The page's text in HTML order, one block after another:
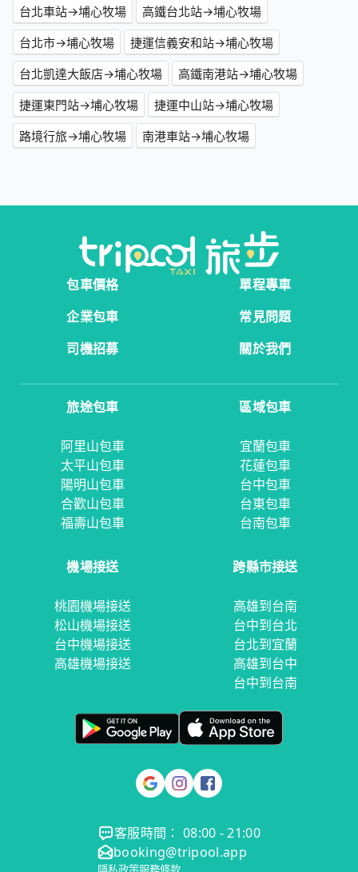
台北車站→埔心牧場
高鐵台北站→埔心牧場
台北市→埔心牧場
捷運信義安和站→埔心牧場
台北凱達大飯店→埔心牧場
高鐵南港站→埔心牧場
捷運東門站→埔心牧場
捷運中山站→埔心牧場
路境行旅→埔心牧場
南港車站→埔心牧場
包車價格
單程專車
企業包車
常見問題
司機招募
關於我們
旅途包車
阿里山包車
太平山包車
陽明山包車
合歡山包車
福壽山包車
區域包車
宜蘭包車
花蓮包車
台中包車
台東包車
台南包車
機場接送
桃園機場接送
松山機場接送
台中機場接送
高雄機場接送
跨縣市接送
高雄到台南
台中到台北
台北到宜蘭
高雄到台中
台中到台南
客服時間： 08:00 - 21:00
booking@tripool.app